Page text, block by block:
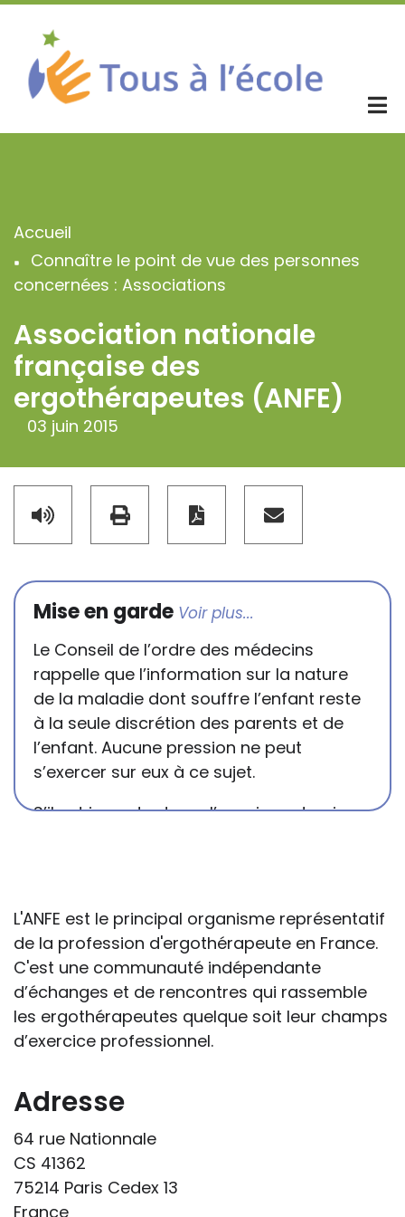
Aller
contenu
principal
Fil
d'Ariane
Accueil
Connaître le point de vue des personnes
concernées : Associations
Association nationale
française des
ergothérapeutes (ANFE)
03 juin 2015
Mise en garde
Le Conseil de l’ordre des médecins
rappelle que l’information sur la nature
de la maladie dont souffre l’enfant reste
à la seule discrétion des parents et de
l’enfant. Aucune pression ne peut
s’exercer sur eux à ce sujet.
S’il est important que l’enseignant puisse
passe pas forcément pas l’exposé du
diagnostic en tant que tel.
Cette information doit être adaptée par
chacun, dans le respect de l’individu en
particulier, enfant et adulte, et prendre en
compte la variabilité d’une même
enfant.
La consultation d’informations sur un site
web n’exonère personne de ses
responsabilités professionnelles, civiles
et pénales. Les personnes qui
L'ANFE est le principal organisme représentatif
de la profession d'ergothérapeute en France.
C'est une communauté indépendante
d’échanges et de rencontres qui rassemble
les ergothérapeutes quelque soit leur champs
d’exercice professionnel.
Adresse
64 rue Nationnale
CS 41362
75214 Paris Cedex 13
France